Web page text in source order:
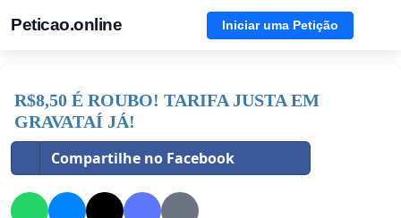
Peticao.online Iniciar uma Petição
R$8,50 É ROUBO! TARIFA JUSTA EM
GRAVATAÍ JÁ!
Compartilhe no Facebook